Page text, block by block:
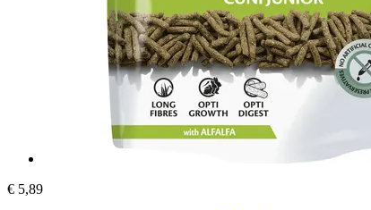
€ 5,89